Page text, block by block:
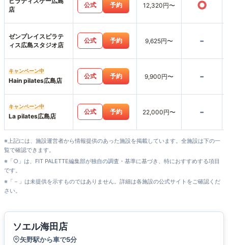
店
公式 予約 12,320円〜 ○
ゼンプレイスピラテ
ィス広島スタジオ店
公式 予約 9,625円〜 -
キャンペーン中
Hain pilates広島店
公式 予約 9,900円〜 -
キャンペーン中
La pilates広島店
公式 予約 22,000円〜 -
※上記には、施設運営者から情報提供のあった施設を掲載しています。全施設は下の一
覧で確認できます。
※「○」は、FIT PALETTE編集部が独自の調査・基準に基づき、特におすすめする項目
です。
※「－」は未提供を示すものではありません。詳細は各施設の公式サイトをご確認くだ
さい。
ソエル海田店
矢野駅から車で5分